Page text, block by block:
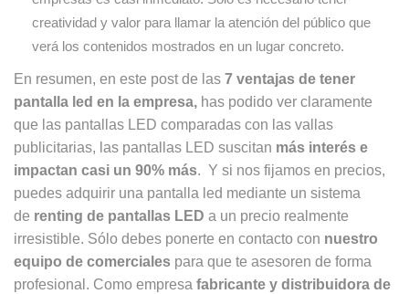
creatividad y valor para llamar la atención del público que
verá los contenidos mostrados en un lugar concreto.
En resumen, en este post de las 7 ventajas de tener
pantalla led en la empresa, has podido ver claramente
que las pantallas LED comparadas con las vallas
publicitarias, las pantallas LED suscitan más interés e
impactan casi un 90% más. Y si nos fijamos en precios,
puedes adquirir una pantalla led mediante un sistema
de renting de pantallas LED a un precio realmente
irresistible. Sólo debes ponerte en contacto con nuestro
equipo de comerciales para que te asesoren de forma
profesional. Como empresa fabricante y distribuidora de